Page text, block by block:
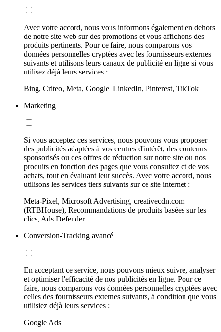
Avec votre accord, nous vous informons également en dehors
de notre site web sur des promotions et vous affichons des
produits pertinents. Pour ce faire, nous comparons vos
données personnelles cryptées avec les fournisseurs externes
suivants et utilisons leurs canaux de publicité en ligne si vous
utilisez déjà leurs services :
Bing, Criteo, Meta, Google, LinkedIn, Pinterest, TikTok
Marketing
Si vous acceptez ces services, nous pouvons vous proposer
des publicités adaptées à vos centres d'intérêt, des contenus
sponsorisés ou des offres de réduction sur notre site ou nos
produits en fonction des pages que vous consultez et de vos
achats, tout en évaluant leur succès. Avec votre accord, nous
utilisons les services tiers suivants sur ce site internet :
Meta-Pixel, Microsoft Advertising, creativecdn.com
(RTBHouse), Recommandations de produits basées sur les
clics, Ads Defender
Conversion-Tracking avancé
En acceptant ce service, nous pouvons mieux suivre, analyser
et optimiser l'efficacité de nos publicités en ligne. Pour ce
faire, nous comparons vos données personnelles cryptées avec
celles des fournisseurs externes suivants, à condition que vous
utilisiez déjà leurs services :
Google Ads